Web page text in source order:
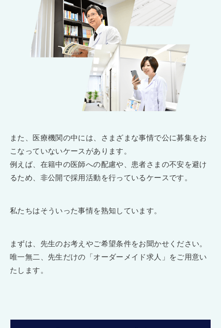
また、医療機関の中には、さまざまな事情で公に募集をお
こなっていないケースがあります。
例えば、在籍中の医師への配慮や、患者さまの不安を避け
るため、非公開で採用活動を行っているケースです。
私たちはそういった事情を熟知しています。
まずは、先生のお考えやご希望条件をお聞かせください。
唯一無二、先生だけの「オーダーメイド求人」をご用意い
たします。